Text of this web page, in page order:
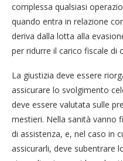
complessa qualsiasi
quando entra in relazione
deriva dalla lotta alla
per ridurre il carico fiscale di
La giustizia deve essere
assicurare lo svolgimento
deve essere valutata sulle
mestieri. Nella sanità vanno
di assistenza, e, nel caso in
assicurarli, deve subentrare